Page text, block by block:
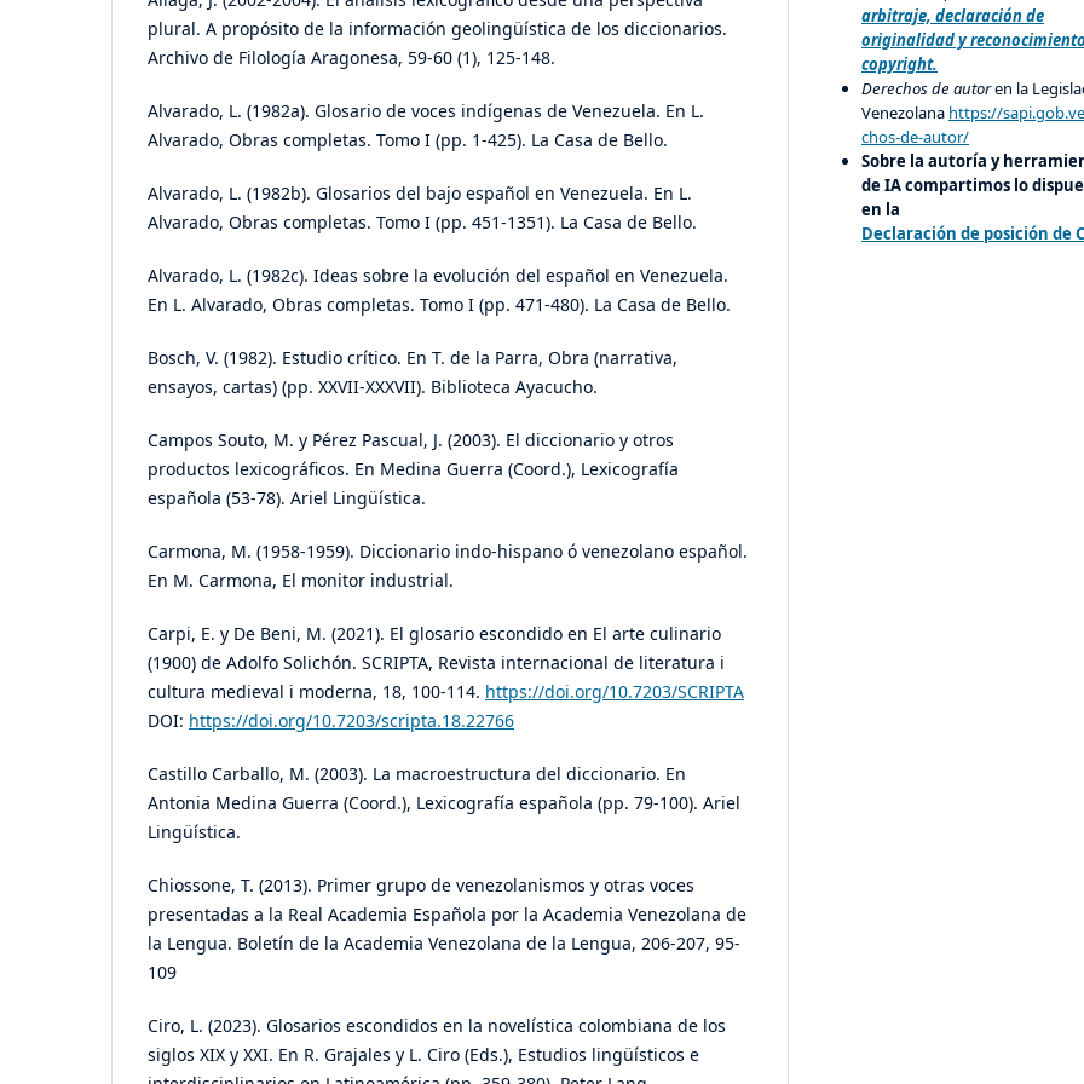
plural. A propósito de la información geolingüística de los diccionarios.
Archivo de Filología Aragonesa, 59-60 (1), 125-148.
Alvarado, L. (1982a). Glosario de voces indígenas de Venezuela. En L.
Alvarado, Obras completas. Tomo I (pp. 1-425). La Casa de Bello.
Alvarado, L. (1982b). Glosarios del bajo español en Venezuela. En L.
Alvarado, Obras completas. Tomo I (pp. 451-1351). La Casa de Bello.
Alvarado, L. (1982c). Ideas sobre la evolución del español en Venezuela.
En L. Alvarado, Obras completas. Tomo I (pp. 471-480). La Casa de Bello.
Bosch, V. (1982). Estudio crítico. En T. de la Parra, Obra (narrativa,
ensayos, cartas) (pp. XXVII-XXXVII). Biblioteca Ayacucho.
Campos Souto, M. y Pérez Pascual, J. (2003). El diccionario y otros
productos lexicográficos. En Medina Guerra (Coord.), Lexicografía
española (53-78). Ariel Lingüística.
Carmona, M. (1958-1959). Diccionario indo-hispano ó venezolano español.
En M. Carmona, El monitor industrial.
Carpi, E. y De Beni, M. (2021). El glosario escondido en El arte culinario
(1900) de Adolfo Solichón. SCRIPTA, Revista internacional de literatura i
cultura medieval i moderna, 18, 100-114. https://doi.org/10.7203/SCRIPTA
DOI: https://doi.org/10.7203/scripta.18.22766
Castillo Carballo, M. (2003). La macroestructura del diccionario. En
Antonia Medina Guerra (Coord.), Lexicografía española (pp. 79-100). Ariel
Lingüística.
Chiossone, T. (2013). Primer grupo de venezolanismos y otras voces
presentadas a la Real Academia Española por la Academia Venezolana de
la Lengua. Boletín de la Academia Venezolana de la Lengua, 206-207, 95-
109
Ciro, L. (2023). Glosarios escondidos en la novelística colombiana de los
siglos XIX y XXI. En R. Grajales y L. Ciro (Eds.), Estudios lingüísticos e
arbitraje, declaración de
originalidad y
copyright.
Derechos de autoren la
Venezolana https://
chos-de-autor/
Sobre la autoría y
de IA compartimos lo
en la
Declaración de posición de